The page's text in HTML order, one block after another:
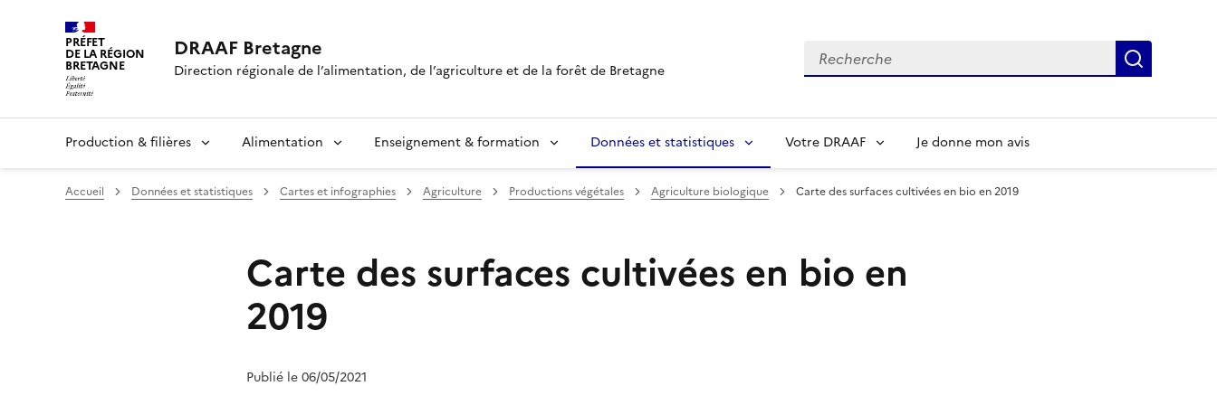
PRÉFET
DE LA RÉGION
BRETAGNE
DRAAF Bretagne
Direction régionale de l’alimentation, de l’agriculture et de la forêt de Bretagne
Recherche
Production & filières Alimentation Enseignement & formation Données et statistiques Votre DRAAF Je donne mon avis
Accueil Données et statistiques Cartes et infographies Agriculture Productions végétales Agriculture biologique Carte des surfaces cultivées en bio en 2019
Carte des surfaces cultivées en bio en
2019
Publié le 06/05/2021